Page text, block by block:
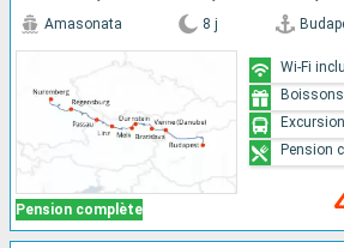
Pension complète
Amasonata 8 j
Wi-Fi
Pension